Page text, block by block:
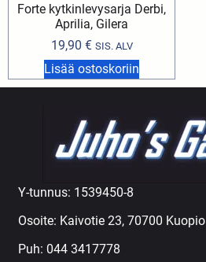
Forte kytkinlevysarja Derbi,
Aprilia, Gilera
19,90 € SIS. ALV
Lisää ostoskoriin
Y-tunnus: 1539450-8
Osoite: Kaivotie 23, 70700 Kuopio
Puh: 044 3417778